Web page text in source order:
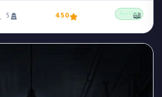
مجانية 450
5 📖